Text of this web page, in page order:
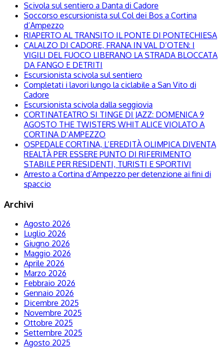
Scivola sul sentiero a Danta di Cadore
Soccorso escursionista sul Col dei Bos a Cortina
d’Ampezzo
RIAPERTO AL TRANSITO IL PONTE DI PONTECHIESA
CALALZO DI CADORE, FRANA IN VAL D’OTEN: I
VIGILI DEL FUOCO LIBERANO LA STRADA BLOCCATA
DA FANGO E DETRITI
Escursionista scivola sul sentiero
Completati i lavori lungo la ciclabile a San Vito di
Cadore
Escursionista scivola dalla seggiovia
CORTINATEATRO SI TINGE DI JAZZ: DOMENICA 9
AGOSTO THE TWISTERS WHIT ALICE VIOLATO A
CORTINA D’AMPEZZO
OSPEDALE CORTINA, L’EREDITÀ OLIMPICA DIVENTA
REALTÀ PER ESSERE PUNTO DI RIFERIMENTO
STABILE PER RESIDENTI, TURISTI E SPORTIVI
Arresto a Cortina d’Ampezzo per detenzione ai fini di
spaccio
Archivi
Agosto 2026
Luglio 2026
Giugno 2026
Maggio 2026
Aprile 2026
Marzo 2026
Febbraio 2026
Gennaio 2026
Dicembre 2025
Novembre 2025
Ottobre 2025
Settembre 2025
Agosto 2025